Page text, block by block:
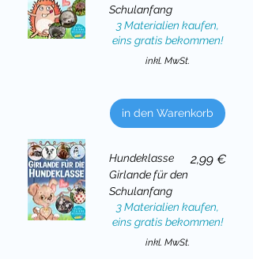
Schulanfang
3 Materialien kaufen,
eins gratis bekommen!
inkl. MwSt.
in den Warenkorb
Hundeklasse
Girlande für den
Schulanfang
Preis
2,99 €
3 Materialien kaufen,
eins gratis bekommen!
inkl. MwSt.